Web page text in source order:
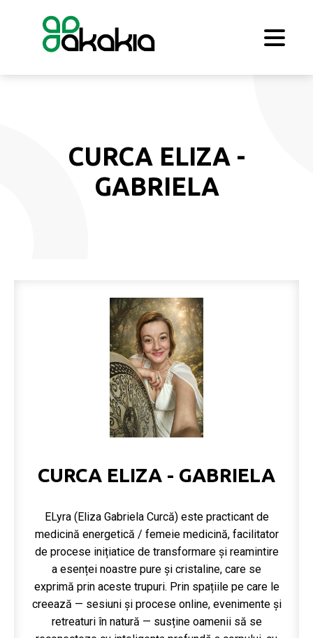
CURCA ELIZA -
GABRIELA
CURCA ELIZA - GABRIELA
ELyra (Eliza Gabriela Curcă) este practicant de
medicină energetică / femeie medicină, facilitator
de procese inițiatice de transformare și reamintire
a esenței noastre pure și cristaline, care se
exprimă prin aceste trupuri. Prin spațiile pe care le
creează — sesiuni și procese online, evenimente și
retreaturi în natură — susține oamenii să se